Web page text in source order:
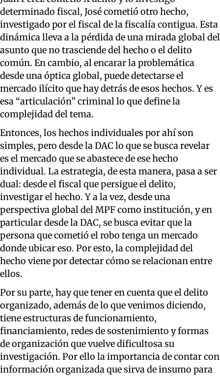
determinado fiscal, José cometió otro hecho,
investigado por el fiscal de la fiscalía contigua. Esta
dinámica lleva a la pérdida de una mirada global del
asunto que no trasciende del hecho o el delito
común. En cambio, al encarar la problemática
desde una óptica global, puede detectarse el
mercado ilícito que hay detrás de esos hechos. Y es
esa “articulación” criminal lo que define la
complejidad del tema.
Entonces, los hechos individuales por ahí son
simples, pero desde la DAC lo que se busca revelar
es el mercado que se abastece de ese hecho
individual. La estrategia, de esta manera, pasa a ser
dual: desde el fiscal que persigue el delito,
investigar el hecho. Y a la vez, desde una
perspectiva global del MPF como institución, y en
particular desde la DAC, se busca evitar que la
persona que cometió el robo tenga un mercado
donde ubicar eso. Por esto, la complejidad del
hecho viene por detectar cómo se relacionan entre
ellos.
Por su parte, hay que tener en cuenta que el delito
organizado, además de lo que venimos diciendo,
tiene estructuras de funcionamiento,
financiamiento, redes de sostenimiento y formas
de organización que vuelve dificultosa su
investigación. Por ello la importancia de contar con
información organizada que sirva de insumo para